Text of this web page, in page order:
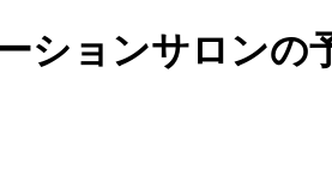
ションサロンの